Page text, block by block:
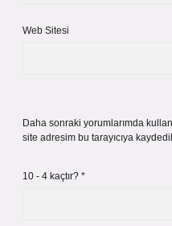
Web Sitesi
Daha sonraki yorumlarımda
site adresim bu tarayıcıya
10 - 4 kaçtır? *